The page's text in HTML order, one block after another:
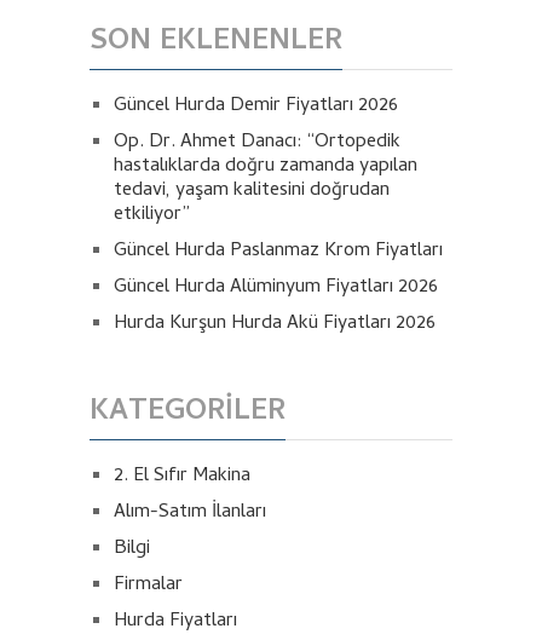
SON EKLENENLER
Güncel Hurda Demir Fiyatları 2026
Op. Dr. Ahmet Danacı: “Ortopedik
hastalıklarda doğru zamanda yapılan
tedavi, yaşam kalitesini doğrudan
etkiliyor”
Güncel Hurda Paslanmaz Krom Fiyatları
Güncel Hurda Alüminyum Fiyatları 2026
Hurda Kurşun Hurda Akü Fiyatları 2026
KATEGORILER
2. El Sıfır Makina
Alım-Satım İlanları
Bilgi
Firmalar
Hurda Fiyatları